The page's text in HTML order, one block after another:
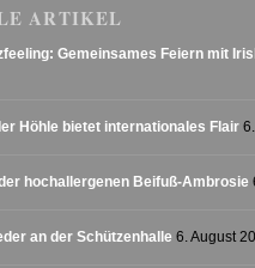
ARTIKEL
Gemeinsames Feiern mit
Höhle bietet internationales Flair
hochallergenen Beifuß-Ambrosie
an der Schützenhalle 6. August